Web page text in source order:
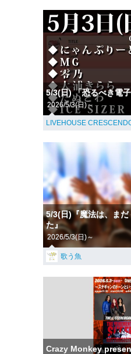
5/3(日) 「恐るべき電
2026/5/3(日)～
LIVEHOUSE
5/3(日)『魔法は、まだ
た』
2026/5/3(日)～
歌う魚
Crazy Monkey